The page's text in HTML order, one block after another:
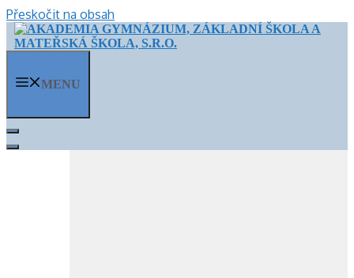
Přeskočit na obsah
MENU